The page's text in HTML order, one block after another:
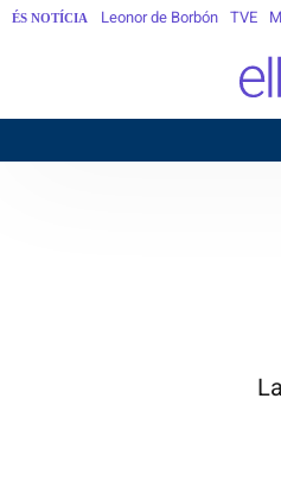
ÉS NOTÍCIA Leonor de Borbón TVE